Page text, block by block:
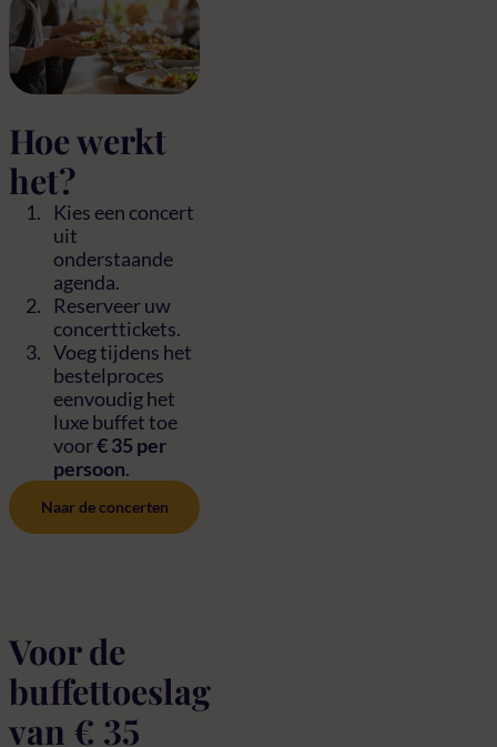
Hoe werkt
het?
Kies een concert
uit
onderstaande
agenda.
Reserveer uw
concerttickets.
Voeg tijdens het
bestelproces
eenvoudig het
luxe buffet toe
voor€ 35 per
persoon.
Naar de concerten
Voor de
buffettoeslag
van € 35